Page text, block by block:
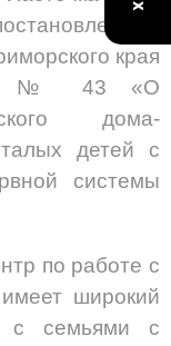
края
№ 43 «О
дома-
детей с
системы
по работе с
широкий
с семьями с